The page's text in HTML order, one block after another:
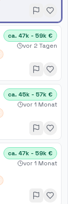
ca. 47k - 59k €
vor 2 Tagen
ca. 45k - 57k €
vor 1 Monat
ca. 47k - 59k €
vor 1 Monat